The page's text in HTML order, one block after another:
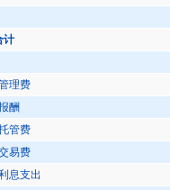
计
理费
酬
管费
易费
息支出